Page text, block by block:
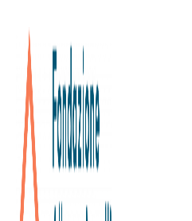
28/02/2023
Dicono di noi